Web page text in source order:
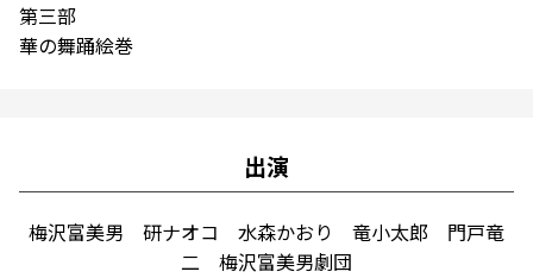
第三部
華の舞踊絵巻
出演
梅沢富美男 研ナオコ 水森かおり 竜小太郎 門戸竜
二 梅沢富美男劇団